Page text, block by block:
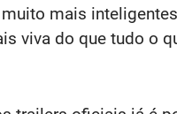
mais
viva do que tudo o